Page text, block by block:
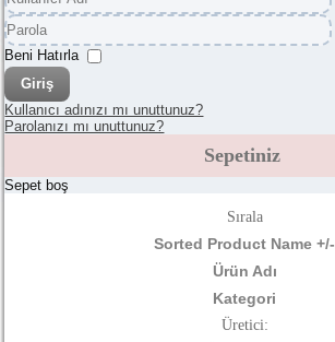
Kullanıcı
Adı
Parola
Beni Hatırla
Giriş
Kullanıcı adınızı mı unuttunuz?
Parolanızı mı unuttunuz?
Sepetiniz
Sepet boş
Sırala
Sorted Product Name +/-
Ürün Adı
Kategori
Üretici: